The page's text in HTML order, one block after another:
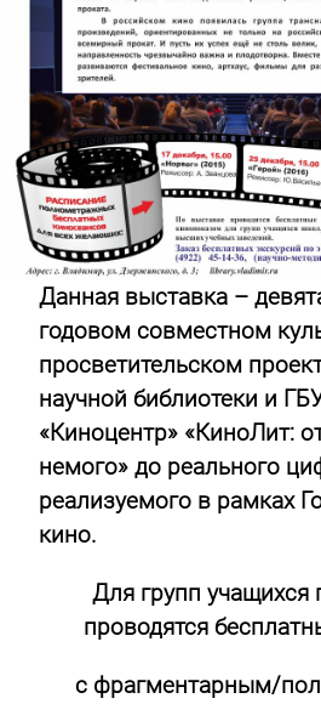
Данная выставка –
годовом совместном
просветительском
научной библиотеки и
«Киноцентр» «КиноЛит:
немого» до реального
реализуемого в рамках
кино.
Для групп учащихся
проводятся
с фрагментарным/